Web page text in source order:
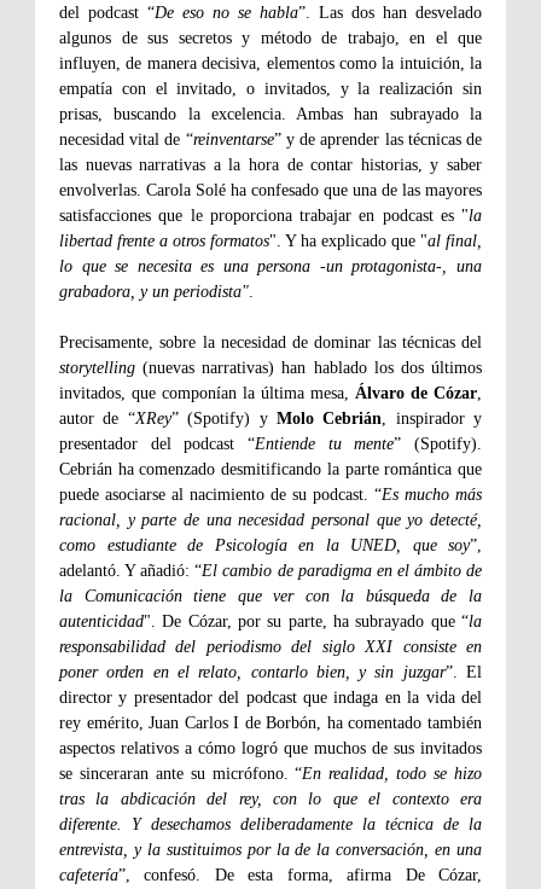
del podcast “De eso no se habla”. Las dos han desvelado
algunos de sus secretos y método de trabajo, en el que
influyen, de manera decisiva, elementos como la intuición, la
empatía con el invitado, o invitados, y la realización sin
prisas, buscando la excelencia. Ambas han subrayado la
necesidad vital de “reinventarse” y de aprender las técnicas de
las nuevas narrativas a la hora de contar historias, y saber
envolverlas. Carola Solé ha confesado que una de las mayores
satisfacciones que le proporciona trabajar en podcast es "la
libertad frente a otros formatos". Y ha explicado que "al final,
lo que se necesita es una persona -un protagonista-, una
grabadora, y un periodista"
Precisamente, sobre la necesidad de dominar las técnicas del
storytelling (nuevas narrativas) han hablado los dos últimos
invitados, que componían la última mesa, Álvaro de Cózar
autor de “XRey” (Spotify) y Molo Cebrián , inspirador y
presentador del podcast “Entiende tu mente” (Spotify).
Cebrián ha comenzado desmitificando la parte romántica que
puede asociarse al nacimiento de su podcast. “Es mucho más
racional, y parte de una necesidad personal que yo detecté,
como estudiante de Psicología en la UNED, que soy”,
adelantó. Y añadió: “El cambio de paradigma en el ámbito de
la Comunicación tiene que ver con la búsqueda de la
autenticidad". De Cózar, por su parte, ha subrayado que “la
responsabilidad del periodismo del siglo XXI consiste en
poner orden en el relato, contarlo bien, y sin juzgar”. El
director y presentador del podcast que indaga en la vida del
rey emérito, Juan Carlos I de Borbón, ha comentado también
aspectos relativos a cómo logró que muchos de sus invitados
se sinceraran ante su micrófono. “En realidad, todo se hizo
tras la abdicación del rey, con lo que el contexto era
diferente. Y desechamos deliberadamente la técnica de la
entrevista, y la sustituimos por la de la conversación, en una
cafetería”, confesó. De esta forma, afirma De Cózar,